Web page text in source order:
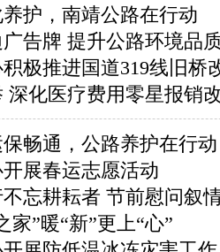
护，南靖公路在行动
告牌 提升公路环境品
极推进国道319线旧桥
深化医疗费用零星报销
畅通，公路养护在行动
展春运志愿活动
忘耕耘者 节前慰问叙
家”暖“新”更上“心”